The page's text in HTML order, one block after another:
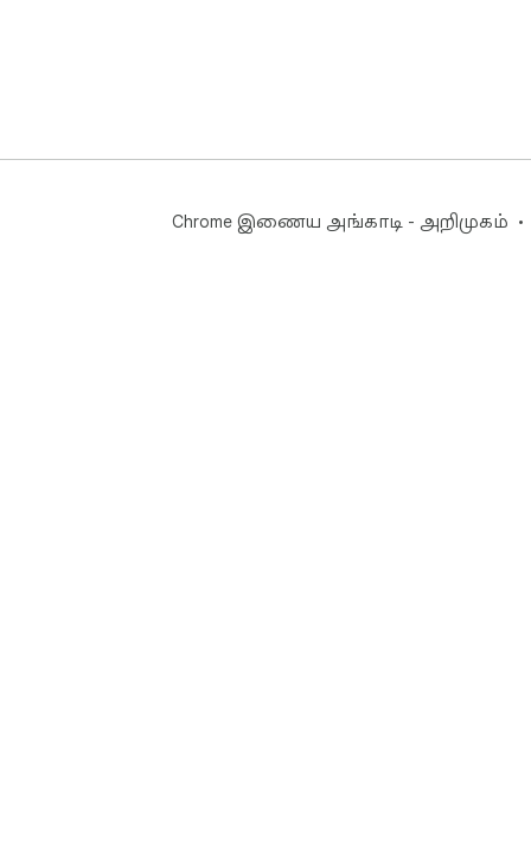
Chrome இணைய அங்காடி - அறிமுகம்